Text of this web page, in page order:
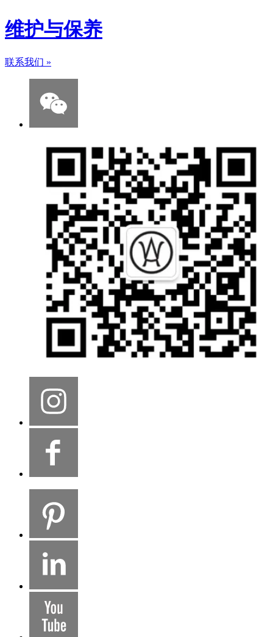
维护与保养
联系我们 »